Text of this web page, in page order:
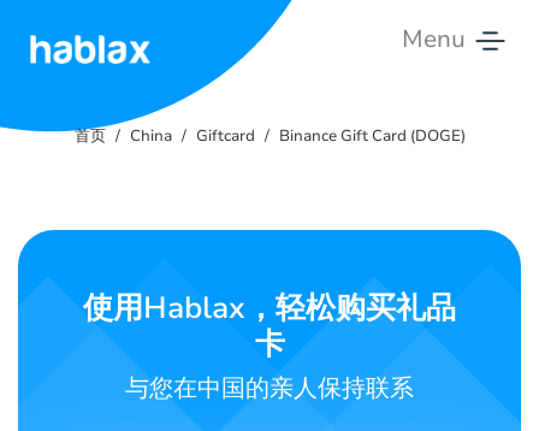
Menu
服
首页 China Giftcard Binance Gift Card (DOGE)
使用Hablax，轻松购买礼品
卡
与您在中国的亲人保持联系